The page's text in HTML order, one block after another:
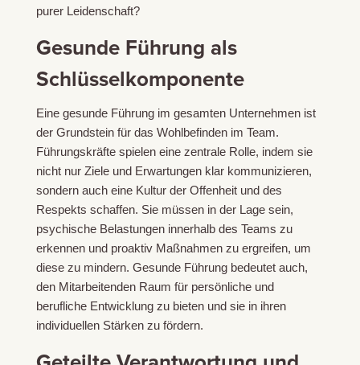
purer Leidenschaft?
Gesunde Führung als
Schlüsselkomponente
Eine gesunde Führungim gesamten Unternehmen ist
der Grundstein für das Wohlbefinden im Team.
Führungskräfte spielen eine zentrale Rolle, indem sie
nicht nur Ziele und Erwartungen klar kommunizieren,
sondern auch eine Kultur der Offenheit und des
Respekts schaffen. Sie müssen in der Lage sein,
psychische Belastungen innerhalb des Teams zu
erkennen und proaktiv Maßnahmen zu ergreifen, um
diese zu mindern. Gesunde Führungbedeutet auch,
den Mitarbeitenden Raum für persönliche und
berufliche Entwicklung zu bieten und sie in ihren
individuellen Stärken zu fördern.